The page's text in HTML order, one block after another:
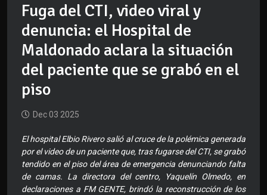
Fuga del CTI, video viral y
denuncia: el Hospital de
Maldonado aclara la situación
del paciente que se grabó en el
piso
Dec 03 2025
El hospital Elbio Rivero salió al cruce de la polémica generada
por el video de un paciente que, tras fugarse del CTI, se grabó
tendido en el piso del área de emergencia denunciando falta
de camas. La directora del centro, Yaquelín Olmedo, en
declaraciones a FM GENTE, brindó la reconstrucción de los